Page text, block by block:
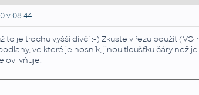
v 08:44
to je trochu vyšší dívčí :-) Zkuste v řezu použít
ve které je nosník, jinou tloušťku čáry než
ovlivňuje.